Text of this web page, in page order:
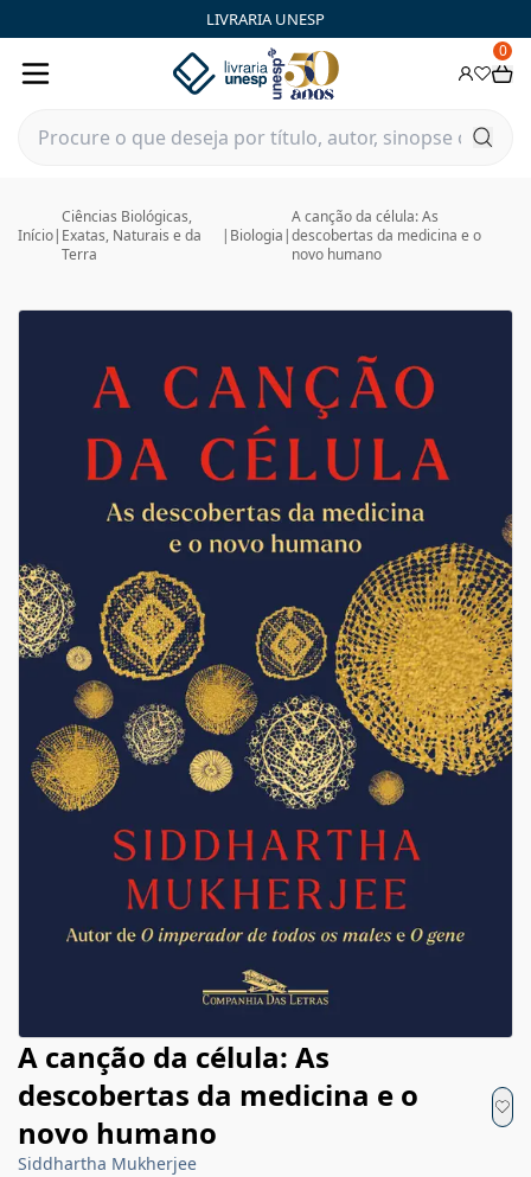
LIVRARIA UNESP
0
Início|
Ciências Biológicas,
Exatas, Naturais e da
Terra
| Biologia |
A canção da célula: As
descobertas da medicina e o
novo humano
A canção da célula: As
descobertas da medicina e o
novo humano
Siddhartha Mukherjee